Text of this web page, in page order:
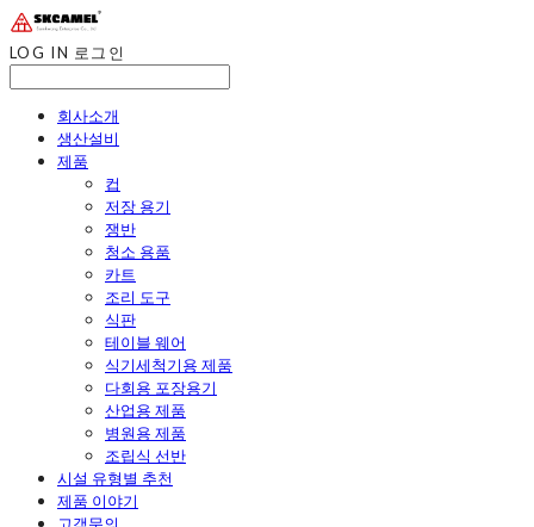
LOG IN 로그인
회사소개
생산설비
제품
컵
저장 용기
쟁반
청소 용품
카트
조리 도구
식판
테이블 웨어
식기세척기용 제품
다회용 포장용기
산업용 제품
병원용 제품
조립식 선반
시설 유형별 추천
제품 이야기